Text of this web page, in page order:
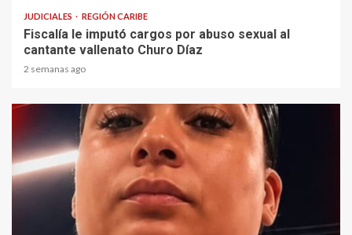
JUDICIALES REGIÓN CARIBE
Fiscalía le imputó cargos por abuso sexual al
cantante vallenato Churo Díaz
2 semanas ago